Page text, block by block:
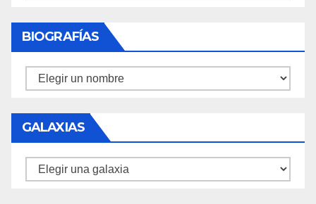
BIOGRAFÍAS
Biografías
GALAXIAS
Galaxias